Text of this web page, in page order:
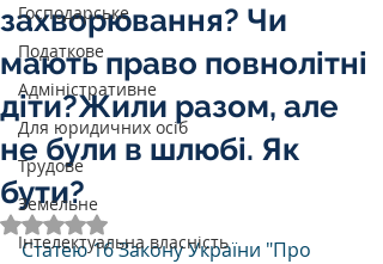
Господарське
Податкове
Адміністративне
Для юридичних осіб
Трудове
Земельне
Інтелектуальна власність
захворювання? Чи
мають право повнолітні
діти?Жили разом, але
не були в шлюбі. Як
бути?
Оцінка: NaN з 5 зірок.
Статею 16 Закону України "Про